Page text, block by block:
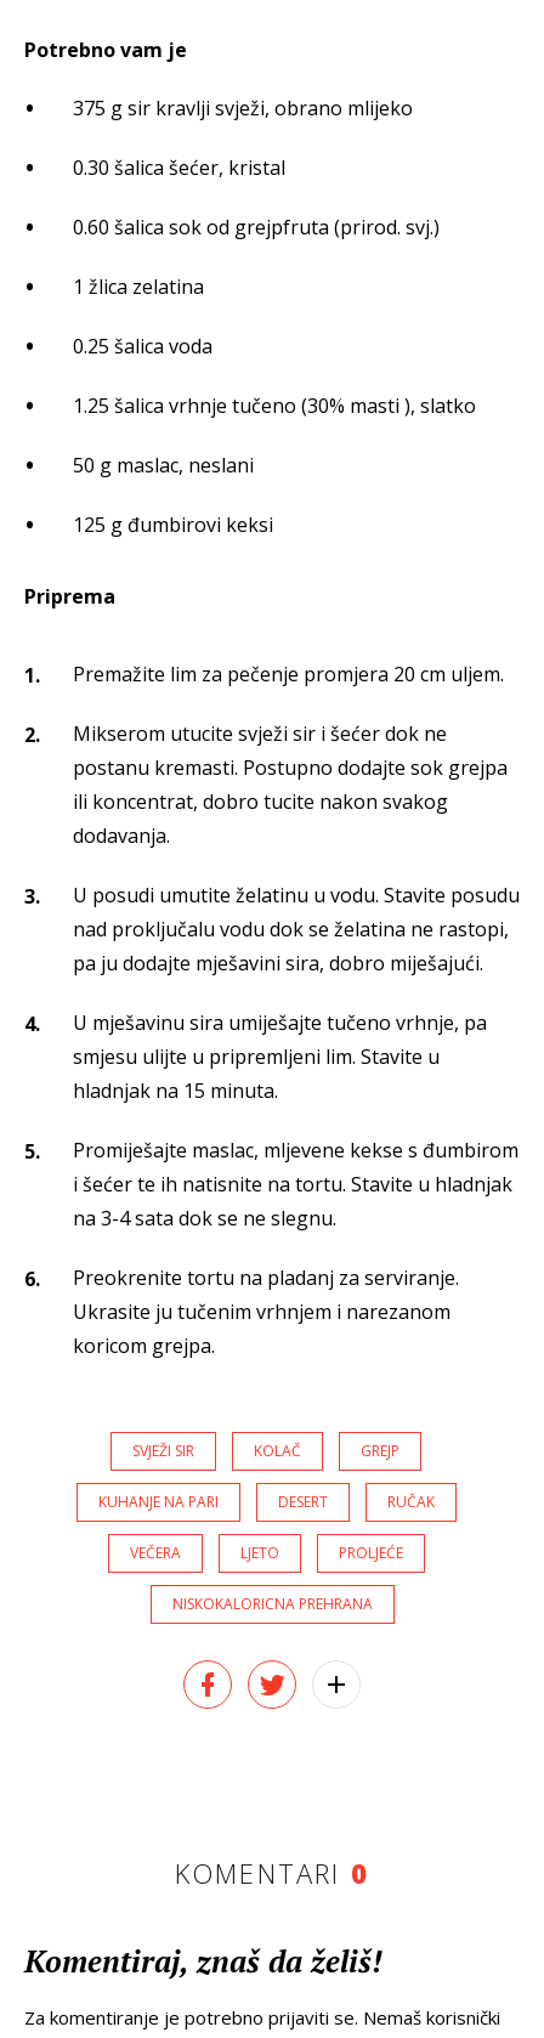
Potrebno vam je
375 g sir kravlji svježi, obrano mlijeko
0.30 šalica šećer, kristal
0.60 šalica sok od grejpfruta (prirod. svj.)
1 žlica zelatina
0.25 šalica voda
1.25 šalica vrhnje tučeno (30% masti ), slatko
50 g maslac, neslani
125 g đumbirovi keksi
Priprema
Premažite lim za pečenje promjera 20 cm uljem.
Mikserom utucite svježi sir i šećer dok ne
postanu kremasti. Postupno dodajte sok grejpa
ili koncentrat, dobro tucite nakon svakog
dodavanja.
U posudi umutite želatinu u vodu. Stavite posudu
nad proključalu vodu dok se želatina ne rastopi,
pa ju dodajte mješavini sira, dobro miješajući.
U mješavinu sira umiješajte tučeno vrhnje, pa
smjesu ulijte u pripremljeni lim. Stavite u
hladnjak na 15 minuta.
Promiješajte maslac, mljevene kekse s đumbirom
i šećer te ih natisnite na tortu. Stavite u hladnjak
na 3-4 sata dok se ne slegnu.
Preokrenite tortu na pladanj za serviranje.
Ukrasite ju tučenim vrhnjem i narezanom
koricom grejpa.
SVJEŽI SIR KOLAČ GREJP
KUHANJE NA PARI DESERT RUČAK
VEČERA LJETO PROLJEĆE
NISKOKALORICNA PREHRANA
KOMENTARI 0
Komentiraj, znaš da želiš!
Za komentiranje je potrebno prijaviti se. Nemaš korisnički